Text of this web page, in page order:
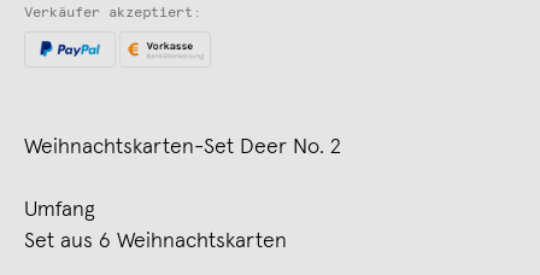
Verkäufer akzeptiert:
Weihnachtskarten-Set Deer No. 2
Umfang
Set aus 6 Weihnachtskarten